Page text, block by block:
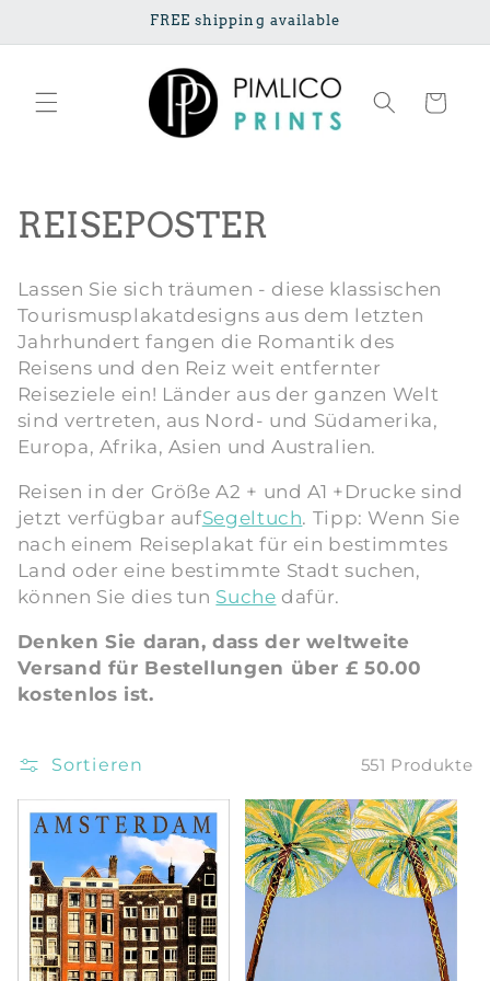
FREE shipping available
Warenkorb
K
t
e
g
o
r
i
e
REISEPOSTER
Lassen Sie sich träumen - diese klassischen
Tourismusplakatdesigns aus dem letzten
Jahrhundert fangen die Romantik des
Reisens und den Reiz weit entfernter
Reiseziele ein! Länder aus der ganzen Welt
sind vertreten, aus Nord- und Südamerika,
Europa, Afrika, Asien und Australien.
Reisen in der Größe A2 + und A1 + Drucke sind
jetzt verfügbar aufSegeltuch. Tipp: Wenn Sie
nach einem Reiseplakat für ein bestimmtes
Land oder eine bestimmte Stadt suchen,
können Sie dies tun Suche dafür.
Denken Sie daran, dass der weltweite
Versand für Bestellungen über £ 50.00
kostenlos ist.
Sortieren 551 Produkte